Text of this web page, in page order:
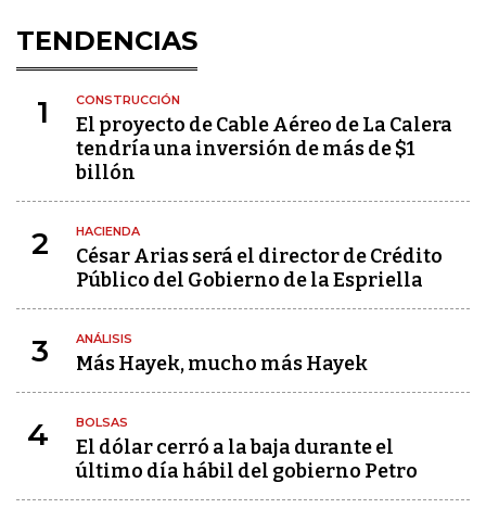
TENDENCIAS
1 CONSTRUCCIÓN
El proyecto de Cable Aéreo de La Calera
tendría una inversión de más de $1
billón
2 HACIENDA
César Arias será el director de Crédito
Público del Gobierno de la Espriella
3 ANÁLISIS
Más Hayek, mucho más Hayek
4 BOLSAS
El dólar cerró a la baja durante el
último día hábil del gobierno Petro